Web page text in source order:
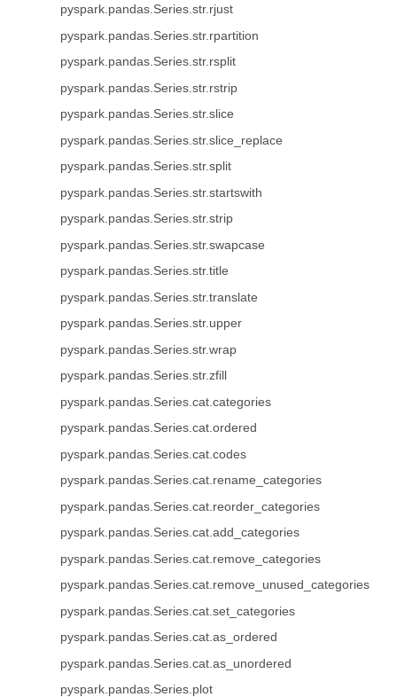
pyspark.pandas.Series.str.rjust
pyspark.pandas.Series.str.rpartition
pyspark.pandas.Series.str.rsplit
pyspark.pandas.Series.str.rstrip
pyspark.pandas.Series.str.slice
pyspark.pandas.Series.str.slice_replace
pyspark.pandas.Series.str.split
pyspark.pandas.Series.str.startswith
pyspark.pandas.Series.str.strip
pyspark.pandas.Series.str.swapcase
pyspark.pandas.Series.str.title
pyspark.pandas.Series.str.translate
pyspark.pandas.Series.str.upper
pyspark.pandas.Series.str.wrap
pyspark.pandas.Series.str.zfill
pyspark.pandas.Series.cat.categories
pyspark.pandas.Series.cat.ordered
pyspark.pandas.Series.cat.codes
pyspark.pandas.Series.cat.rename_categories
pyspark.pandas.Series.cat.reorder_categories
pyspark.pandas.Series.cat.add_categories
pyspark.pandas.Series.cat.remove_categories
pyspark.pandas.Series.cat.remove_unused_categories
pyspark.pandas.Series.cat.set_categories
pyspark.pandas.Series.cat.as_ordered
pyspark.pandas.Series.cat.as_unordered
pyspark.pandas.Series.plot